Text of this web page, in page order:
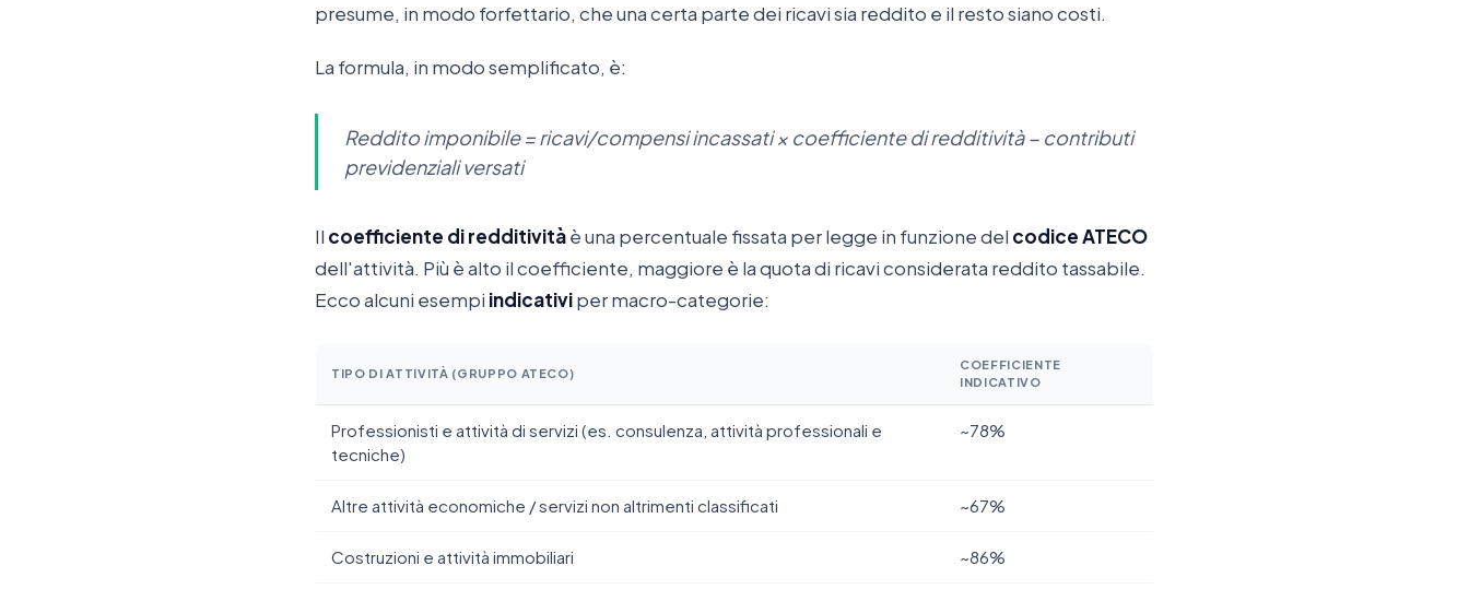
presume, in modo forfettario, che una certa parte dei ricavi sia reddito e il resto siano costi.
La formula, in modo semplificato, è:
Reddito imponibile = ricavi/compensi incassati × coefficiente di redditività − contributi
previdenziali versati
Il coefficiente di redditivitàè una percentuale fissata per legge in funzione del codice ATECO
dell'attività. Più è alto il coefficiente, maggiore è la quota di ricavi considerata reddito tassabile.
Ecco alcuni esempi indicativiper macro-categorie:
TIPO DI ATTIVITÀ (GRUPPO ATECO)
COEFFICIENTE
INDICATIVO
Professionisti e attività di servizi (es. consulenza, attività professionali e
tecniche)
~78%
Altre attività economiche / servizi non altrimenti classificati ~67%
Costruzioni e attività immobiliari ~86%